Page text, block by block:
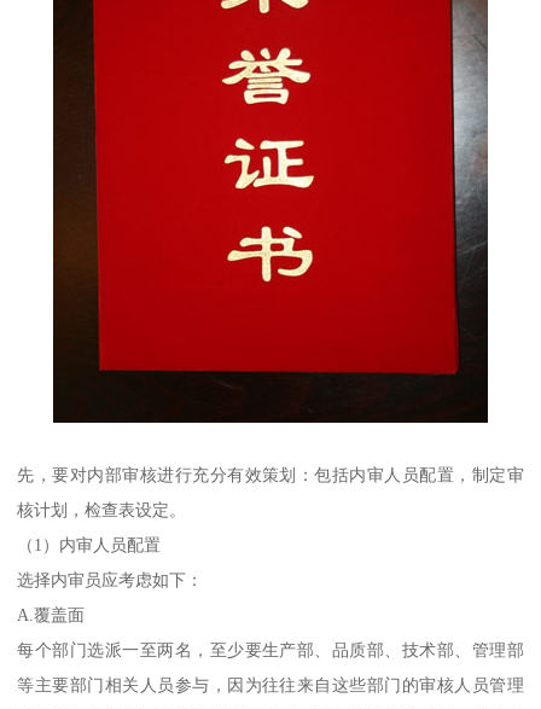
先，要对内部审核进行充分有效策划：包括内审人员配置，制定审
核计划，检查表设定。
（1）内审人员配置
选择内审员应考虑如下：
A.覆盖面
每个部门选派一至两名，至少要生产部、品质部、技术部、管理部
等主要部门相关人员参与，因为往往来自这些部门的审核人员管理